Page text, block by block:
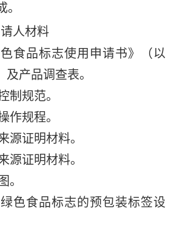
人材料
色食品标志使用申请书》（以
及产品调查表。
制规范。
作规程。
源证明材料。
源证明材料。
。
绿色食品标志的预包装标签设